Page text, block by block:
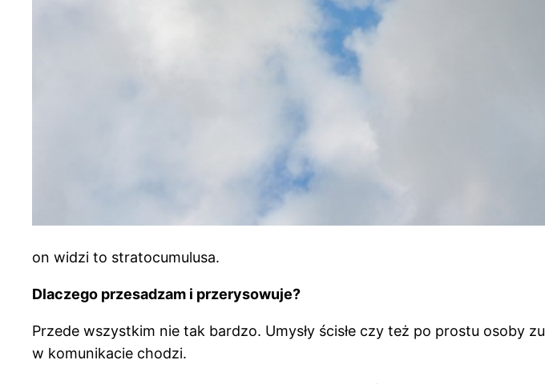
on widzi to stratocumulusa.
Dlaczego przesadzam i przerysowuje?
Przede wszystkim nie tak bardzo. Umysły ścisłe czy też po prostu osoby
w komunikacie chodzi.